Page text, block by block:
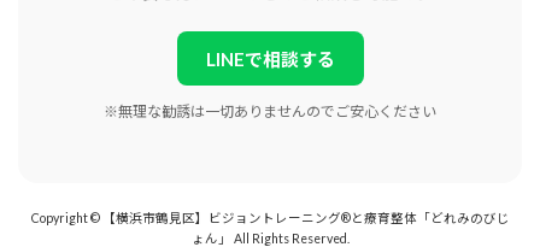
LINEで相談する
※無理な勧誘は一切ありませんのでご安心ください
Copyright © 【横浜市鶴見区】ビジョントレーニング®と療育整体「どれみのびじ
ょん」 All Rights Reserved.